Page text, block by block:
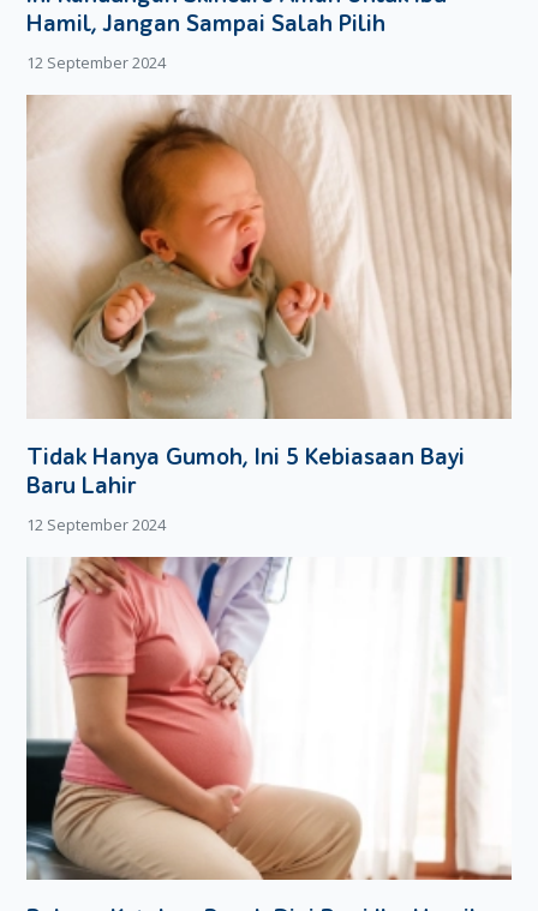
Hamil, Jangan Sampai Salah Pilih
12 September 2024
Tidak Hanya Gumoh, Ini 5 Kebiasaan Bayi
Baru Lahir
12 September 2024